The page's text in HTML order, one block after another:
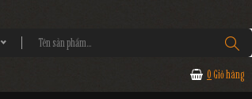
0 Giỏ hàng